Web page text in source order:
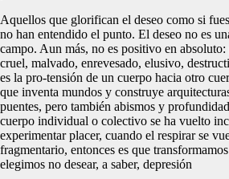
Aquellos que glorifican el deseo como si
no han entendido el punto. El deseo no es
campo. Aun más, no es positivo en absoluto:
cruel, malvado, enrevesado, elusivo,
es la pro-tensión de un cuerpo hacia otro
que inventa mundos y construye
puentes, pero también abismos y
cuerpo individual o colectivo se ha vuelto
experimentar placer, cuando el respirar se
fragmentario, entonces es que
elegimos no desear, a saber, depresión